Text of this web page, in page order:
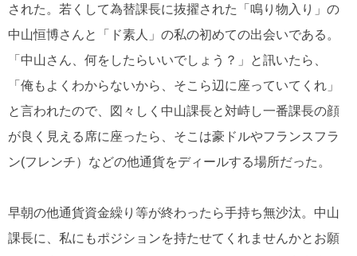
された。若くして為替課長に抜擢された「鳴り物入り」の
中山恒博さんと「ド素人」の私の初めての出会いである。
「中山さん、何をしたらいいでしょう？」と訊いたら、
「俺もよくわからないから、そこら辺に座っていてくれ」
と言われたので、図々しく中山課長と対峙し一番課長の顔
が良く見える席に座ったら、そこは豪ドルやフランスフラ
ン(フレンチ）などの他通貨をディールする場所だった。
早朝の他通貨資金繰り等が終わったら手持ち無沙汰。中山
課長に、私にもポジションを持たせてくれませんかとお願